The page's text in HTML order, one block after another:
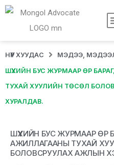
НҮҮР ХУУДАС МЭДЭЭ,
ШҮҮХИЙН БУС ЖУРМААР ӨР
ТУХАЙ ХУУЛИЙН ТӨСӨЛ
ХУРАЛДАВ.
ШҮҮХИЙН БУС ЖУРМААР ӨР
АЖИЛЛАГААНЫ ТУХАЙ
БОЛОВСРУУЛАХ АЖЛЫН